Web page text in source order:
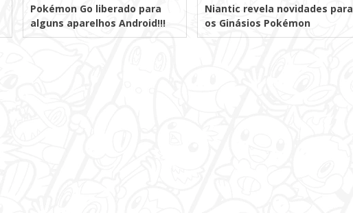
Pokémon Go liberado para
alguns aparelhos Android!!!
Niantic revela novidades para
os Ginásios Pokémon